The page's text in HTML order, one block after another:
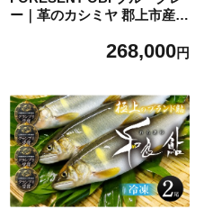
ー｜革のカシミヤ 郡上市産
2WAYレディースバッグ 鹿革
268,000円